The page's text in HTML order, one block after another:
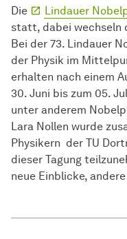
Die Lindauer
statt, dabei wechseln
Bei der 73. Lindauer
der Physik im
erhalten nach einem
30. Juni bis zum 05.
unter anderem
Lara Nollen wurde
Physikern der TU
dieser Tagung
neue Einblicke,